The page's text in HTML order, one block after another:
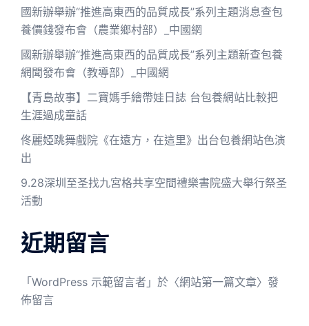
國新辦舉辦“推進高東西的品質成長”系列主題消息查包
養價錢發布會（農業鄉村部）_中國網
國新辦舉辦“推進高東西的品質成長”系列主題新查包養
網聞發布會（教導部）_中國網
【青島故事】二寶媽手繪帶娃日誌 台包養網站比較把
生涯過成童話
佟麗婭跳舞戲院《在遠方，在這里》出台包養網站色演
出
9.28深圳至圣找九宮格共享空間禮樂書院盛大舉行祭圣
活動
近期留言
「 WordPress 示範留言者 」於〈網站第一篇文章〉發
佈留言